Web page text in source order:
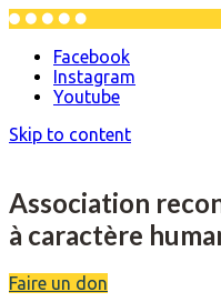
Facebook
Instagram
Youtube
Skip to content
Association
à caractère
Faire un don